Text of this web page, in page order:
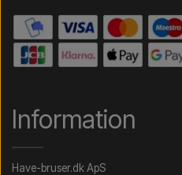
Information
Have-bruser.dk ApS